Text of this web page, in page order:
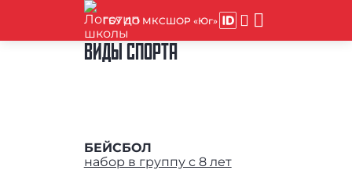
ГБУ ДО МКСШОР «Юг»
ВИДЫ СПОРТА
БЕЙСБОЛ
набор в группу с 8 лет